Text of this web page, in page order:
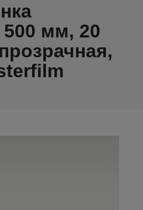
мм, 20